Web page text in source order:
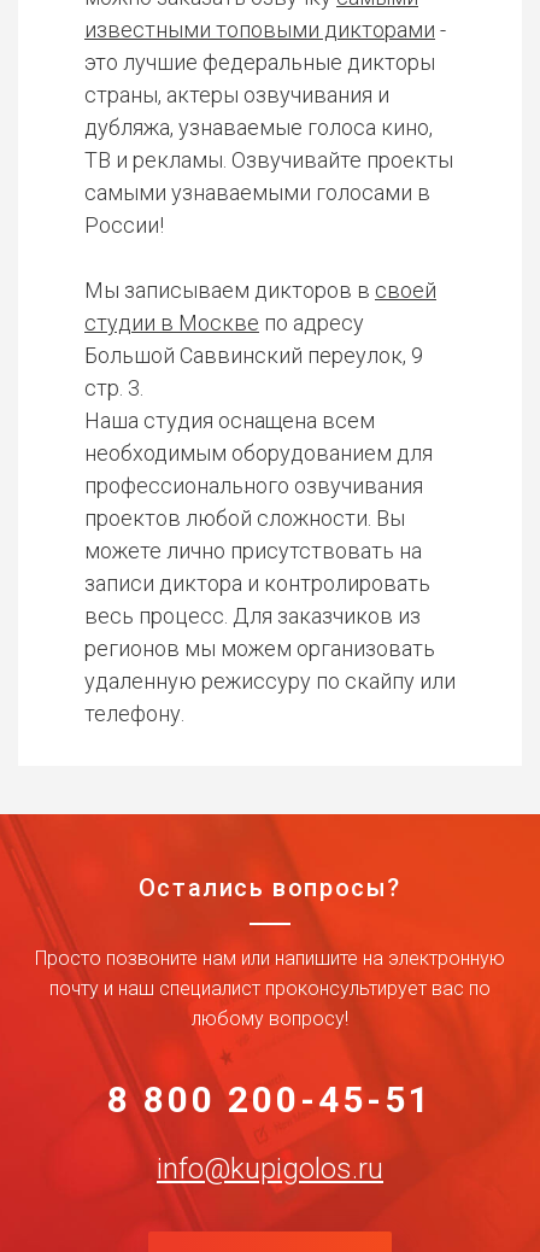
известными топовыми дикторами -
это лучшие федеральные дикторы
страны, актеры озвучивания и
дубляжа, узнаваемые голоса кино,
ТВ и рекламы. Озвучивайте проекты
самыми узнаваемыми голосами в
России!
Мы записываем дикторов в своей
студии в Москве по адресу
Большой Саввинский переулок, 9
стр. 3.
Наша студия оснащена всем
необходимым оборудованием для
профессионального озвучивания
проектов любой сложности. Вы
можете лично присутствовать на
записи диктора и контролировать
весь процесс. Для заказчиков из
регионов мы можем организовать
удаленную режиссуру по скайпу или
телефону.
Остались вопросы?
Просто позвоните нам или напишите на электронную
почту и наш специалист проконсультирует вас по
любому вопросу!
8 800 200-45-51
info@kupigolos.ru